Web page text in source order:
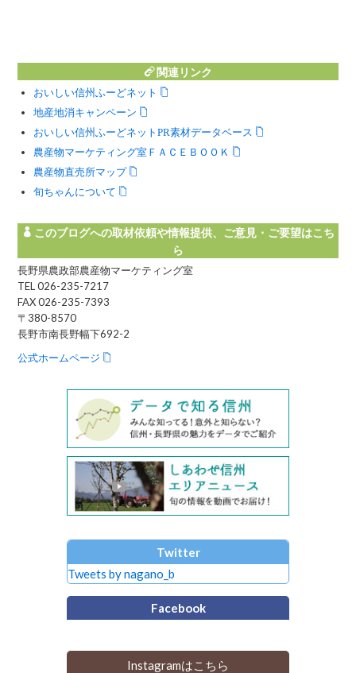
関連リンク
おいしい信州ふーどネット
地産地消キャンペーン
おいしい信州ふーどネットPR素材データベース
農産物マーケティング室ＦＡＣＥＢＯＯＫ
農産物直売所マップ
旬ちゃんについて
このブログへの取材依頼や情報提供、ご意見・ご要望はこち
ら
長野県農政部農産物マーケティング室
TEL 026-235-7217
FAX 026-235-7393
〒380-8570
長野市南長野幅下692-2
公式ホームページ
Twitter
Tweets by nagano_b
Facebook
Instagramはこちら